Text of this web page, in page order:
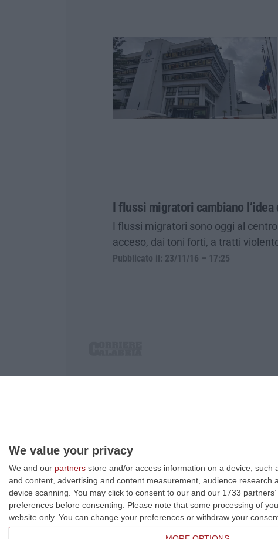
We value your privacy
We and our partners store and/or access information on a device,
and content, advertising and content measurement, audience research
device scanning. You may click to consent to our and our 1733
preferences before consenting.
Please note that some processing of
website only. You can change your preferences or withdraw your
I flussi migratori cambiano
I flussi migratori sono oggi al
acceso, dai toni forti, a tratti
Pubblicato il: 23/11/16 – 17:25
P.IVA. 03199620794, Via del mare 6/G, S.Eufemia,
Iscrizione tribunale di Lamezia Terme 5/2011 -